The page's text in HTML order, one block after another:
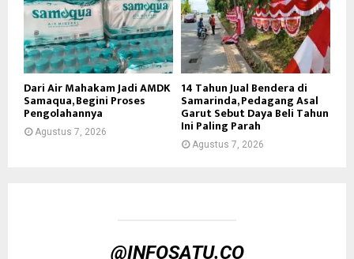
Dari Air Mahakam Jadi AMDK
Samaqua, Begini Proses
Pengolahannya
Agustus 7, 2026
14 Tahun Jual Bendera di
Samarinda, Pedagang Asal
Garut Sebut Daya Beli Tahun
Ini Paling Parah
Agustus 7, 2026
@INFOSATU.CO